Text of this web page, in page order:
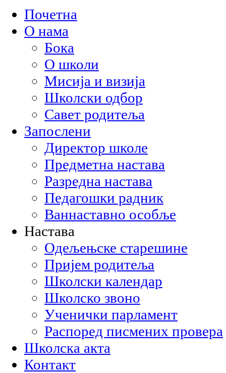
Почетна
О нама
Бока
О школи
Мисија и визија
Школски одбор
Савет родитеља
Запослени
Директор школе
Предметна настава
Разредна настава
Педагошки радник
Ваннаставно особље
Настава
Одељењске старешине
Пријем родитеља
Школски календар
Школско звоно
Ученички парламент
Распоред писмених провера
Школска акта
Контакт